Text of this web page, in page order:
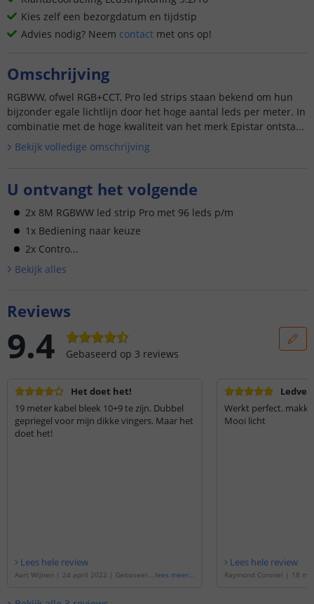
Kies zelf een bezorgdatum en tijdstip
Advies nodig? Neem contact met ons op!
Omschrijving
RGBWW, ofwel RGB+CCT, Pro led strips staan bekend om hun
bijzonder egale lichtlijn door het hoge aantal leds per meter. In
combinatie met de hoge kwaliteit van het merk Epistar ontsta...
Bekijk volledige omschrijving
U ontvangt het volgende
2x 8M RGBWW led strip Pro met 96 leds p/m
1x Bediening naar keuze
2x Contro...
Bekijk alles
Reviews
9.4 Gebaseerd op 3 reviews
Het doet het!
19 meter kabel bleek 10+9 te zijn. Dubbel
gepriegel voor mijn dikke vingers. Maar het
doet het!
Lees hele review
Aart Wijnen | 24 april 2022 | Gebaseerd
lees meer...
Werkt perfect.
Mooi licht
Lees hele review
Raymond Coronel | 18